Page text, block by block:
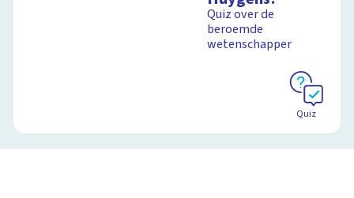
Schoolplaat
Quiz over de
beroemde
wetenschapper
Quiz